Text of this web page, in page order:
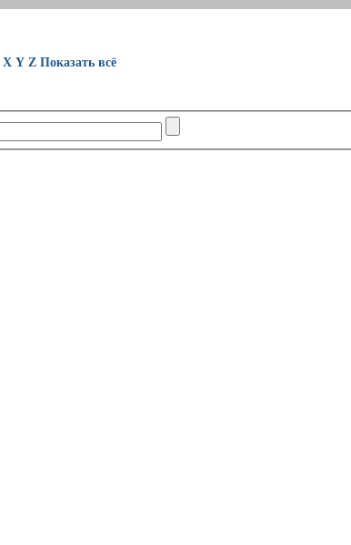
X Y Z Показать всё